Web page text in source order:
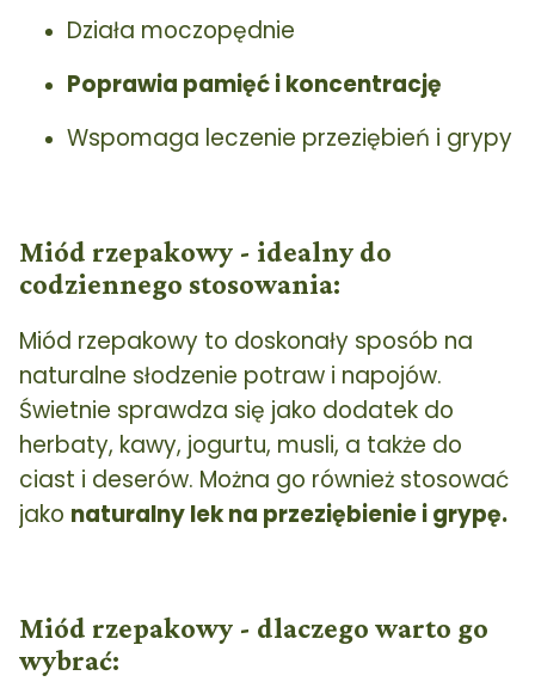
Działa moczopędnie
Poprawia pamięć i koncentrację
Wspomaga leczenie przeziębień i grypy
Miód rzepakowy - idealny do
codziennego stosowania:
Miód rzepakowy to doskonały sposób na
naturalne słodzenie potraw i napojów.
Świetnie sprawdza się jako dodatek do
herbaty, kawy, jogurtu, musli, a także do
ciast i deserów. Można go również stosować
jako naturalny lek na przeziębienie i grypę.
Miód rzepakowy - dlaczego warto go
wybrać: